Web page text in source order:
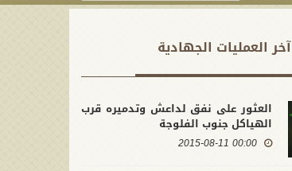
آخر العملیات الجهادية
العثور على نفق لداعش وتدميره قرب
الهياكل جنوب الفلوجة
00:00 2015-08-11